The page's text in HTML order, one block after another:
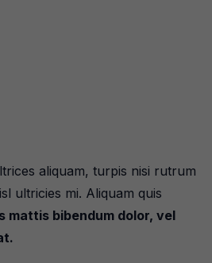
aliquam, turpis nisi rutrum
ultricies mi. Aliquam quis
mattis bibendum dolor, vel